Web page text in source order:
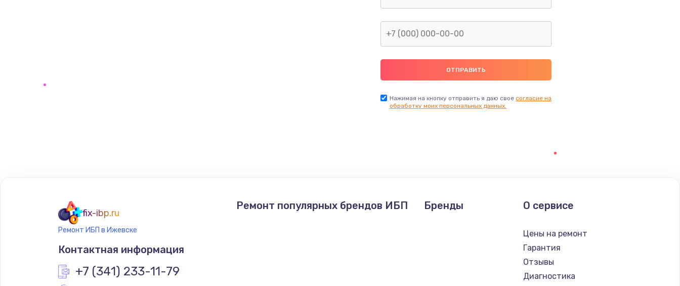
Нажимая на кнопку отправить я даю свое согласие на
обработку моих персональных данных.
fix-ibp.ru
Ремонт ИБП в Ижевске
Контактная информация
+7 (341) 233-11-79
Ремонт популярных брендов ИБП Бренды О сервисе
Цены на ремонт
Гарантия
Отзывы
Диагностика